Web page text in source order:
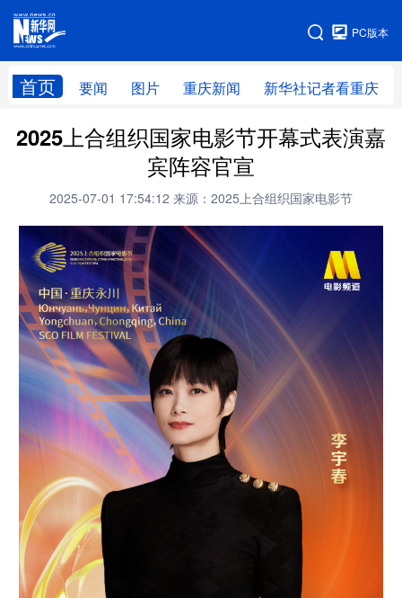
PC版本
首页 要闻 图片 重庆新闻 新华社记者看重庆
网站地图
2025上合组织国家电影节开幕式表演嘉
宾阵容官宣
2025-07-01 17:54:12 来源：2025上合组织国家电影节